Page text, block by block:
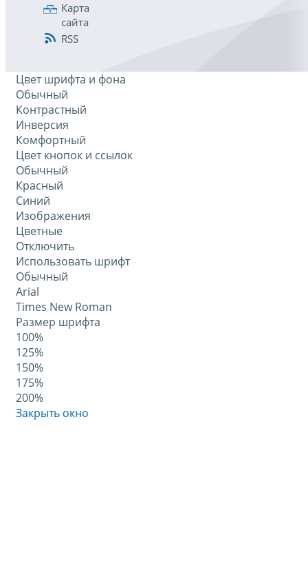
Карта
сайта
RSS
Цвет шрифта и фона
Обычный
Контрастный
Инверсия
Комфортный
Цвет кнопок и ссылок
Обычный
Красный
Синий
Изображения
Цветные
Отключить
Использовать шрифт
Обычный
Arial
Times New Roman
Размер шрифта
100%
125%
150%
175%
200%
Закрыть окно